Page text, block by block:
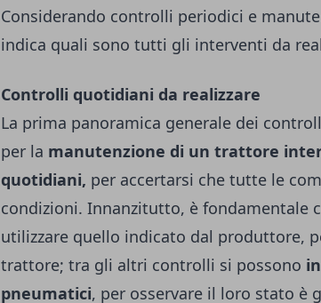
Considerando controlli periodici e
indica quali sono tutti gli interventi da
Controlli quotidiani da realizzare
La prima panoramica generale dei
per la manutenzione di un trattore
quotidiani, per accertarsi che tutte le
condizioni. Innanzitutto, è fondamentale
utilizzare quello indicato dal produttore,
trattore; tra gli altri controlli si possono
pneumatici, per osservare il loro stato è